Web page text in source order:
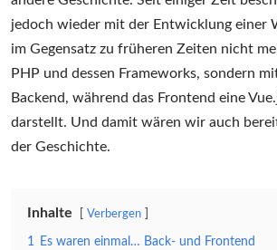
npm-
Geraffel
jedoch wieder mit der Entwicklung einer
im Gegensatz zu früheren Zeiten nicht
PHP und dessen Frameworks, sondern
Backend, während das Frontend eine
darstellt. Und damit wären wir auch
der Geschichte.
Inhalte Verbergen
1 Es waren einmal… Back- und Frontend